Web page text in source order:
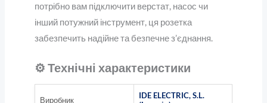
потрібно вам підключити верстат, насос чи
інший потужний інструмент, ця розетка
забезпечить надійне та безпечне з’єднання.
⚙️ Технічні характеристики
Виробник
IDE ELECTRIC, S.L.